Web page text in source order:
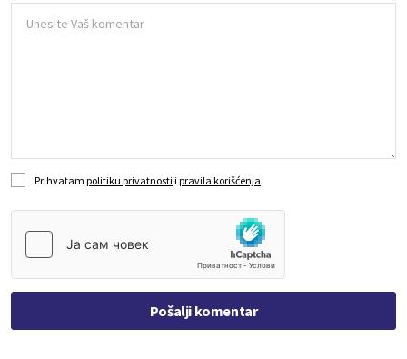
Prihvatam politiku privatnosti i pravila korišćenja
Pošalji komentar